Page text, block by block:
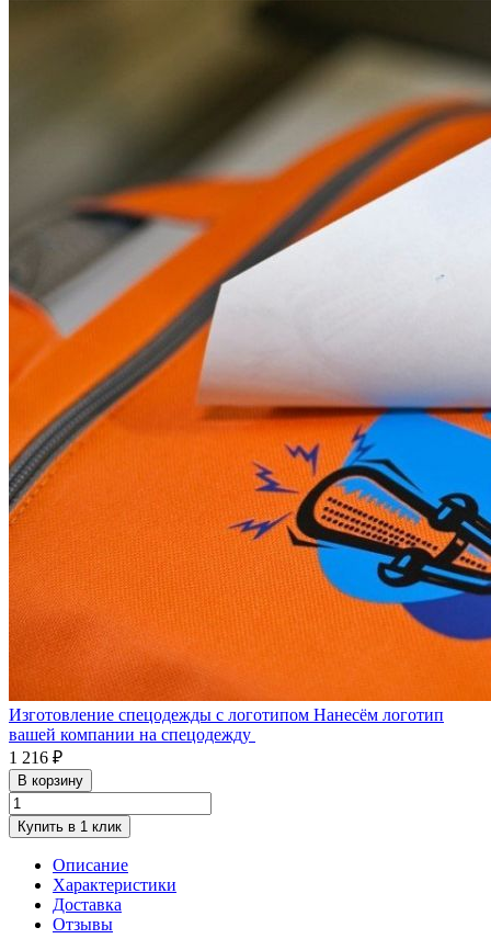
Изготовление спецодежды с логотипом Нанесём логотип
вашей компании на спецодежду
1 216 ₽
В корзину
Купить в 1 клик
Описание
Характеристики
Доставка
Отзывы